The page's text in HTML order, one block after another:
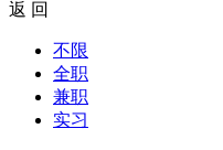
返 回
不限
全职
兼职
实习